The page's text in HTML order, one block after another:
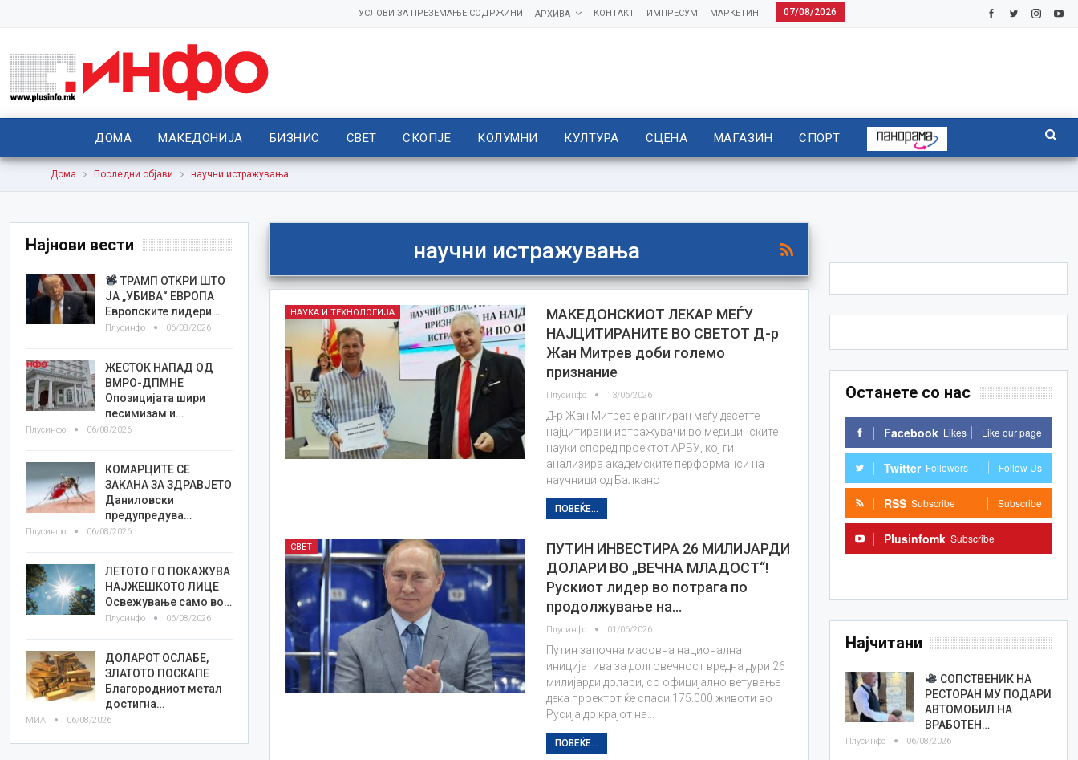
07/08/2026
МАРКЕТИНГ
ИМПРЕСУМ
КОНТАКТ
АРХИВА
УСЛОВИ ЗА ПРЕЗЕМАЊЕ СОДРЖИНИ
ДОМА МАКЕДОНИЈА БИЗНИС СВЕТ СКОПЈЕ КОЛУМНИ КУЛТУРА СЦЕНА МАГАЗИН СПОРТ
Дома Последни објави научни истражувања
научни истражувања
НАУКА И ТЕХНОЛОГИЈА
МАКЕДОНСКИОТ ЛЕКАР МЕЃУ
НАЈЦИТИРАНИТЕ ВО СВЕТОТ Д-р
Жан Митрев доби големо
признание
Плусинфо 13/06/2026
Д-р Жан Митрев е рангиран меѓу десетте
најцитирани истражувачи во медицинските
науки според проектот АРБУ, кој ги
анализира академските перформанси на
научници од Балканот.
ПОВЕЌЕ...
СВЕТ
ПУТИН ИНВЕСТИРА 26 МИЛИЈАРДИ
ДОЛАРИ ВО „ВЕЧНА МЛАДОСТ“!
Рускиот лидер во потрага по
продолжување на…
Плусинфо 01/06/2026
Путин започна масовна национална
иницијатива за долговечност вредна дури 26
милијарди долари, со официјално ветување
дека проектот ќе спаси 175.000 животи во
Русија до крајот на…
ПОВЕЌЕ...
Останете со нас
Facebook Likes Like our page
Twitter Followers Follow Us
RSS Subscribe Subscribe
Plusinfomk Subscribe
Најчитани
СОПСТВЕНИК НА
РЕСТОРАН МУ ПОДАРИ
АВТОМОБИЛ НА
ВРАБОТЕН…
Плусинфо 06/08/2026
Најнови вести
ТРАМП ОТКРИ ШТО
ЈА „УБИВА“ ЕВРОПА
Европските лидери…
Плусинфо 06/08/2026
ЖЕСТОК НАПАД ОД
ВМРО-ДПМНЕ
Опозицијата шири
песимизам и…
Плусинфо 06/08/2026
КОМАРЦИТЕ СЕ
ЗАКАНА ЗА ЗДРАВЈЕТО
Даниловски
предупредува…
Плусинфо 06/08/2026
ЛЕТОТО ГО ПОКАЖУВА
НАЈЖЕШКОТО ЛИЦE
Освежување само во…
Плусинфо 06/08/2026
ДОЛАРОТ ОСЛАБЕ,
ЗЛАТОТО ПОСКАПЕ
Благородниот метал
достигна…
МИА 06/08/2026